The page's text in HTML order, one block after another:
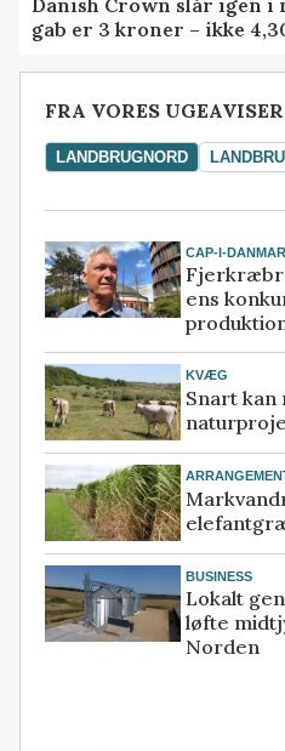
Danish Crown slår igen
gab er 3 kroner – ikke
FRA VORES UGEAVISER
LANDBRUGNORD
CAP-I-
ens
KVÆG
Snart kan
BUSINESS
Lokalt
løfte
Norden